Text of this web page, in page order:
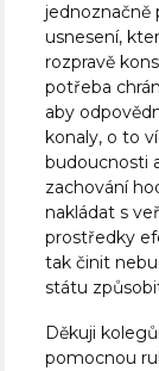
jednoznačně
usnesení,
rozpravě
potřeba
aby
konaly, o to
budoucnosti
zachování
nakládat s
prostředky
tak činit
státu
Děkuji
pomocnou